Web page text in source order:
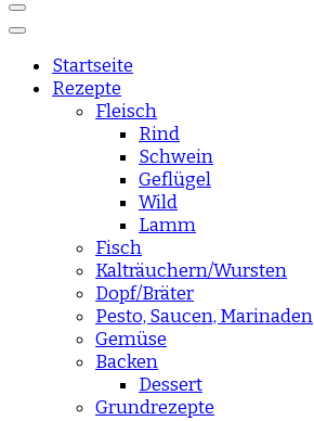
Startseite
Rezepte
Fleisch
Rind
Schwein
Geflügel
Wild
Lamm
Fisch
Kalträuchern/Wursten
Dopf/Bräter
Pesto, Saucen, Marinaden
Gemüse
Backen
Dessert
Grundrezepte